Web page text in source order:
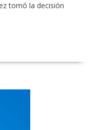
tomó la decisión